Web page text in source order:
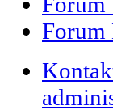
Forum